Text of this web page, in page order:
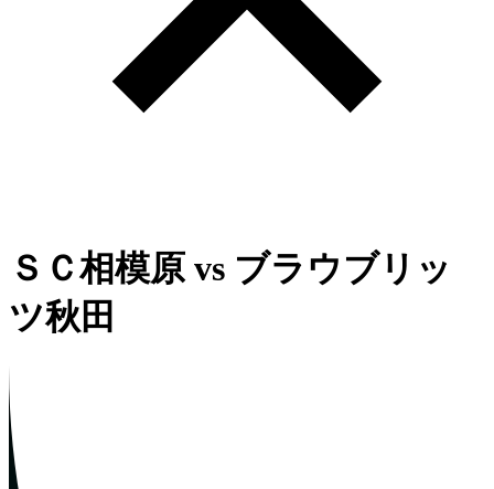
ＳＣ相模原 vs ブラウブリッ
ツ秋田